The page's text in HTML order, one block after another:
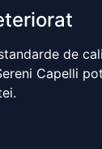
de
Capelli